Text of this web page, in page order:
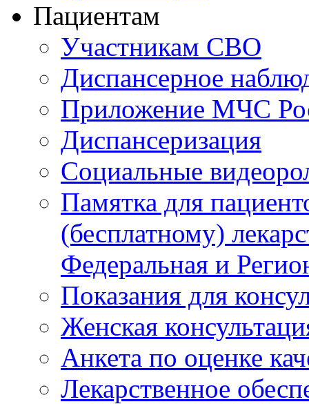
Пациентам
Участникам СВО
Диспансерное
Приложение МЧС
Диспансеризация
Социальные
Памятка для
(бесплатному)
Федеральная и
Показания для
Женская
Анкета по оценке
Лекарственное